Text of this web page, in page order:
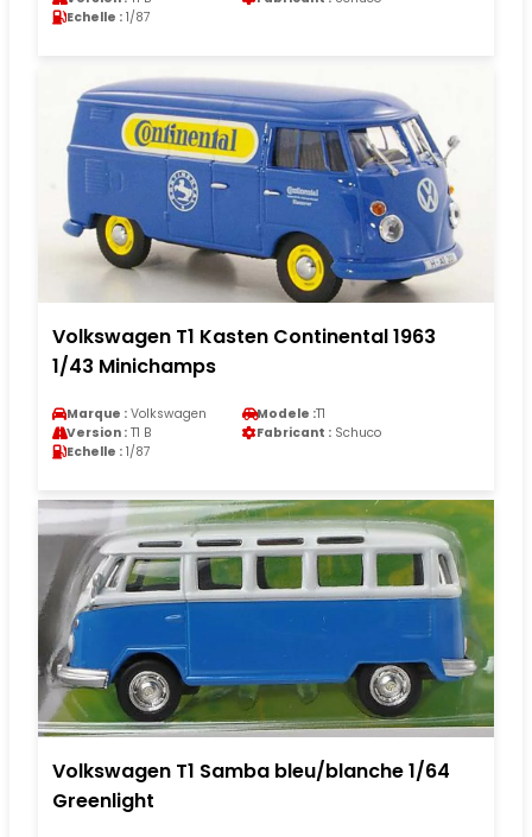
Echelle : 1/87
Volkswagen T1 Kasten Continental 1963
1/43 Minichamps
Marque : Volkswagen Modele :T1
Version : T1 B Fabricant : Schuco
Echelle : 1/87
Volkswagen T1 Samba bleu/blanche 1/64
Greenlight